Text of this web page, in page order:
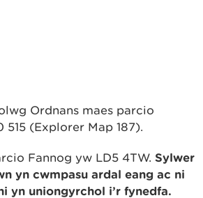
Ordnans maes parcio
515 (Explorer Map 187).
Fannog yw LD5 4TW. Sylwer
yn cwmpasu ardal eang ac ni
yn uniongyrchol i’r fynedfa.